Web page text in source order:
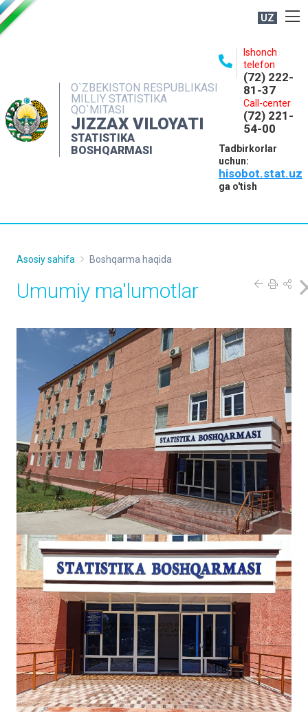
UZ
O`ZBEKISTON RESPUBLIKASI
MILLIY STATISTIKA
QO`MITASI
JIZZAX VILOYATI
STATISTIKA
BOSHQARMASI
Ishonch
telefon
(72) 222-
81-37
Call-center
(72) 221-
54-00
Tadbirkorlar
uchun:
hisobot.stat.uz
ga o'tish
NASHRLAR
INTERAKTIV XIZMATLAR
MATBUOT XIZMATI
Asosiy sahifa Boshqarma haqida
Umumiy ma'lumotlar